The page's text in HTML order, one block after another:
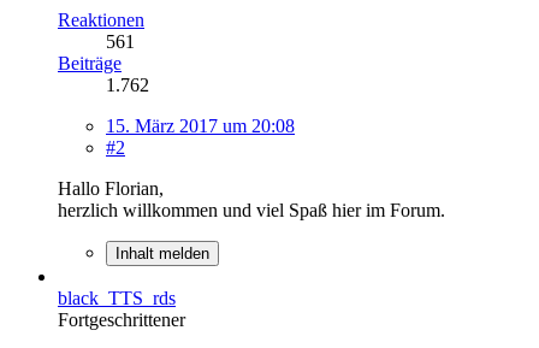
Reaktionen
561
Beiträge
1.762
15. März 2017 um 20:08
#2
Hallo Florian,
herzlich willkommen und viel Spaß hier im Forum.
Inhalt melden
black_TTS_rds
Fortgeschrittener